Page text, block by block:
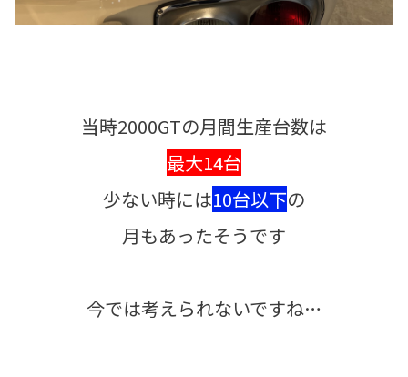
当時2000GTの月間生産台数は
最大14台
少ない時には10台以下の
月もあったそうです
今では考えられないですね…